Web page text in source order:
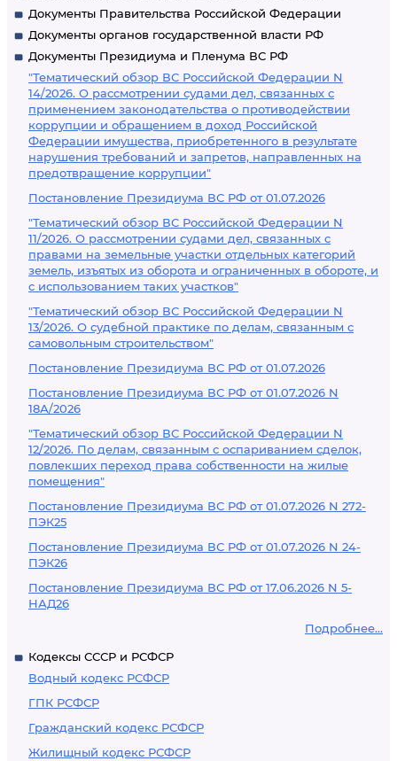
Документы Правительства Российской Федерации
Документы органов государственной власти РФ
Документы Президиума и Пленума ВС РФ
"Тематический обзор ВС Российской Федерации N
14/2026. О рассмотрении судами дел, связанных с
применением законодательства о противодействии
коррупции и обращением в доход Российской
Федерации имущества, приобретенного в результате
нарушения требований и запретов, направленных на
предотвращение коррупции"
Постановление Президиума ВС РФ от 01.07.2026
"Тематический обзор ВС Российской Федерации N
11/2026. О рассмотрении судами дел, связанных с
правами на земельные участки отдельных категорий
земель, изъятых из оборота и ограниченных в обороте, и
с использованием таких участков"
"Тематический обзор ВС Российской Федерации N
13/2026. О судебной практике по делам, связанным с
самовольным строительством"
Постановление Президиума ВС РФ от 01.07.2026
Постановление Президиума ВС РФ от 01.07.2026 N
18А/2026
"Тематический обзор ВС Российской Федерации N
12/2026. По делам, связанным с оспариванием сделок,
повлекших переход права собственности на жилые
помещения"
Постановление Президиума ВС РФ от 01.07.2026 N 272-
ПЭК25
Постановление Президиума ВС РФ от 01.07.2026 N 24-
ПЭК26
Постановление Президиума ВС РФ от 17.06.2026 N 5-
НАД26
Подробнее...
Кодексы СССР и РСФСР
Водный кодекс РСФСР
ГПК РСФСР
Гражданский кодекс РСФСР
Жилищный кодекс РСФСР